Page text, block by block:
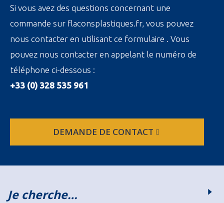
Si vous avez des questions concernant une
commande sur flaconsplastiques.fr, vous pouvez
nous contacter en utilisant ce formulaire . Vous
pouvez nous contacter en appelant le numéro de
téléphone ci-dessous :
+33 (0) 328 535 961
DEMANDE DE CONTACT
Je cherche…